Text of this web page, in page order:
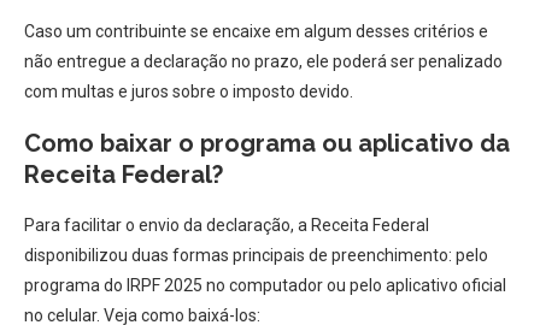
Caso um contribuinte se encaixe em algum desses critérios e
não entregue a declaração no prazo, ele poderá ser penalizado
com multas e juros sobre o imposto devido.
Como baixar o programa ou aplicativo da
Receita Federal?
Para facilitar o envio da declaração, a Receita Federal
disponibilizou duas formas principais de preenchimento: pelo
programa do IRPF 2025 no computador ou pelo aplicativo oficial
no celular. Veja como baixá-los: